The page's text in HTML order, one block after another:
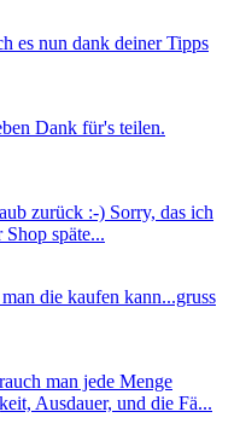
es nun dank deiner Tipps
Dank für's teilen.
zurück :-) Sorry, das ich
Shop späte...
die kaufen kann...gruss
man jede Menge
Ausdauer, und die Fä...